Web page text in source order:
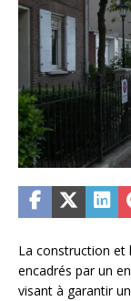
La construction et
encadrés par un
visant à garantir